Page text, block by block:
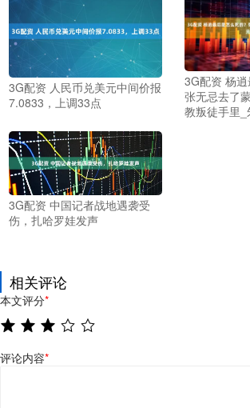
3G配资 人民币兑美元中间价报
7.0833，上调33点
3G配资 杨
张无忌去了
教叛徒手里
3G配资 中国记者战地遇袭受
伤，扎哈罗娃发声
相关评论
本文评分*
评论内容*